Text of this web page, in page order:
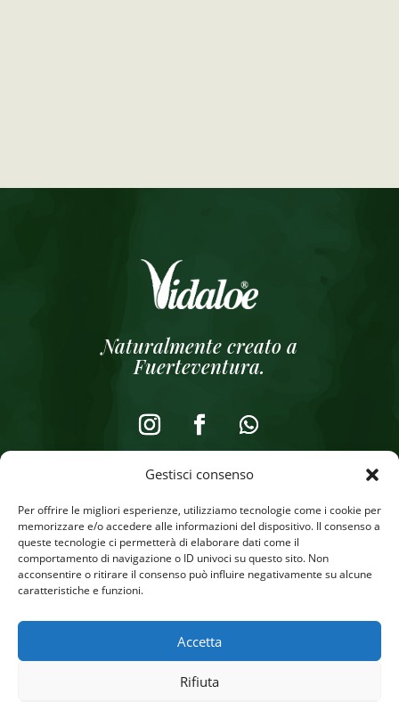
Gestisci consenso
Per offrire le migliori esperienze, utilizziamo tecnologie come i cookie per
memorizzare e/o accedere alle informazioni del dispositivo. Il consenso a
queste tecnologie ci permetterà di elaborare dati come il
comportamento di navigazione o ID univoci su questo sito. Non
acconsentire o ritirare il consenso può influire negativamente su alcune
caratteristiche e funzioni.
Accetta
Rifiuta
Naturalmente creato a
Fuerteventura.
Informativa sulla privacy
Informativa sui cookie
Negozio online